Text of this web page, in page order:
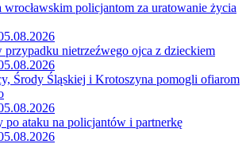
wrocławskim policjantom za uratowanie życia
nietrzeźwego ojca z dzieckiem
Środy Śląskiej i Krotoszyna pomogli ofiarom
po ataku na policjantów i partnerkę